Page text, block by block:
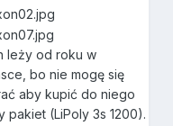
leży od roku w
bo nie mogę się
aby kupić do niego
pakiet (LiPoly 3s 1200).